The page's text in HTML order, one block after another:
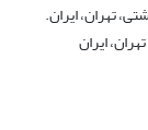
تهران، ایران.
ایران